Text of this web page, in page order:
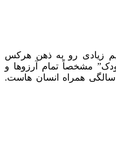
زیادی رو به ذهن هرکس
مشخصاً تمام آرزوها و